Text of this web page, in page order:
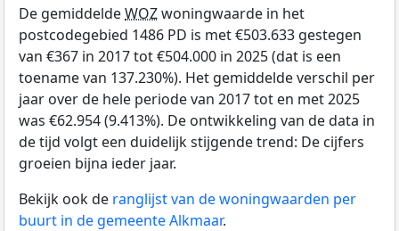
De gemiddeldeWOZwoningwaarde in het
postcodegebied 1486 PD is met €503.633 gestegen
van €367 in 2017 tot €504.000 in 2025 (dat is een
toename van 137.230%). Het gemiddelde verschil per
jaar over de hele periode van 2017 tot en met 2025
was €62.954 (9.413%). De ontwikkeling van de data in
de tijd volgt een duidelijk stijgende trend: De cijfers
groeien bijna ieder jaar.
Bekijk ook de ranglijst van de woningwaarden per
buurt in de gemeente Alkmaar.